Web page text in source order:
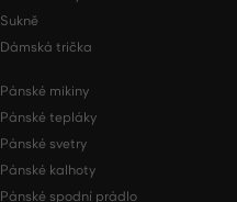
Sukně
Dámská trička
Pánské mikiny
Pánské tepláky
Pánské svetry
Pánské kalhoty
Pánské spodní prádlo